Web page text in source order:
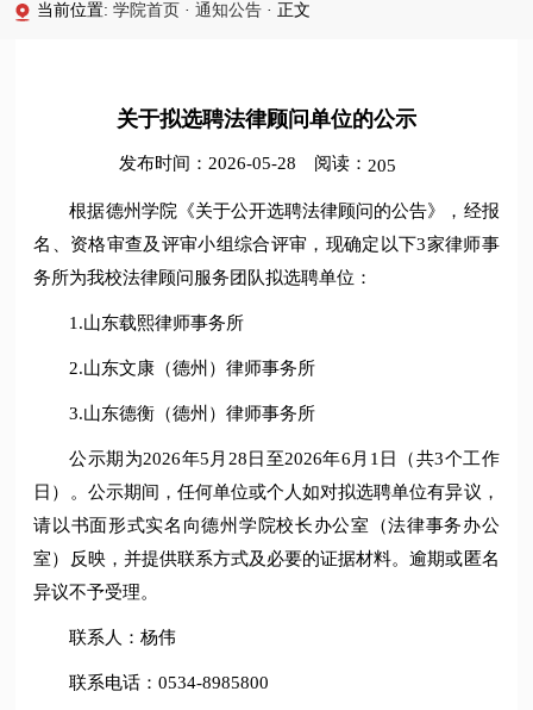
当前位置:学院首页 · 通知公告 · 正文
关于拟选聘法律顾问单位的公示
发布时间：2026-05-28 阅读： 205
根据德州学院《关于公开选聘法律顾问的公告》，经报
名、资格审查及评审小组综合评审，现确定以下3家律师事
务所为我校法律顾问服务团队拟选聘单位：
1.山东载熙律师事务所
2.山东文康（德州）律师事务所
3.山东德衡（德州）律师事务所
公示期为2026年5月28日至2026年6月1日（共3个工作
日）。公示期间，任何单位或个人如对拟选聘单位有异议，
请以书面形式实名向德州学院校长办公室（法律事务办公
室）反映，并提供联系方式及必要的证据材料。逾期或匿名
异议不予受理。
联系人：杨伟
联系电话：0534-8985800